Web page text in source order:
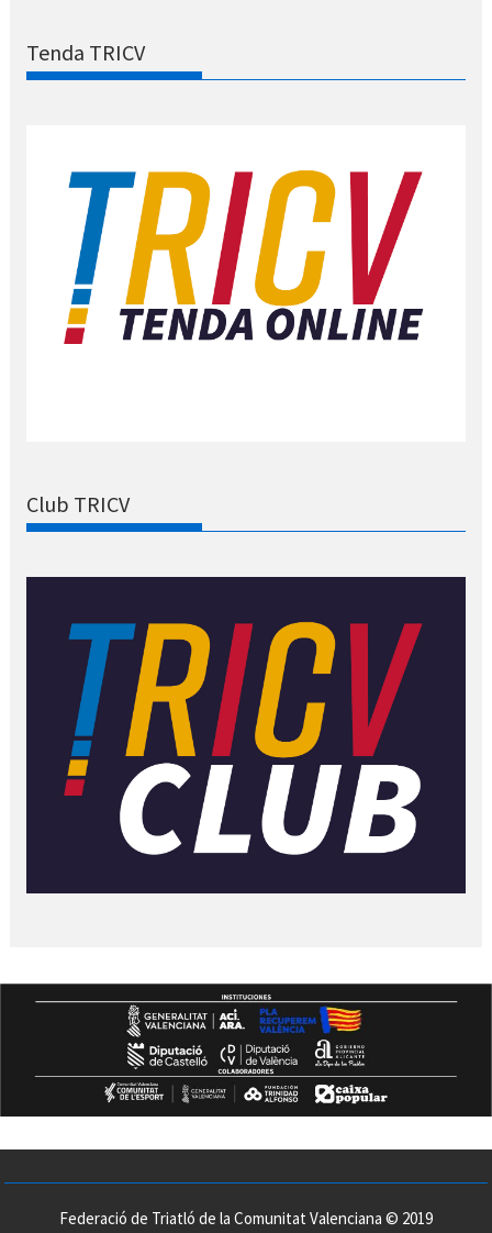
Tenda TRICV
Club TRICV
Federació de Triatló de la Comunitat Valenciana © 2019